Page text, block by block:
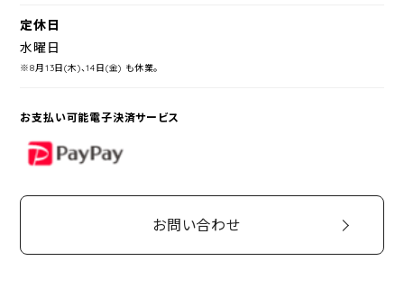
定休日
水曜日
※8月13日(木)、14日(金) も休業。
お支払い可能電子決済サービス
PayPay
お問い合わせ